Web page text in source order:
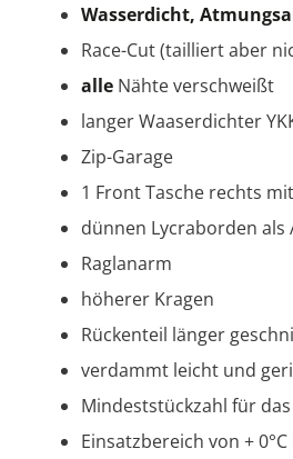
Wasserdicht,
Race-Cut (tailliert aber
alle Nähte verschweißt
langer Waaserdichter
Zip-Garage
1 Front Tasche rechts
dünnen Lycraborden als
Raglanarm
höherer Kragen
Rückenteil länger
verdammt leicht und
Mindeststückzahl für das
Einsatzbereich von + 0°C